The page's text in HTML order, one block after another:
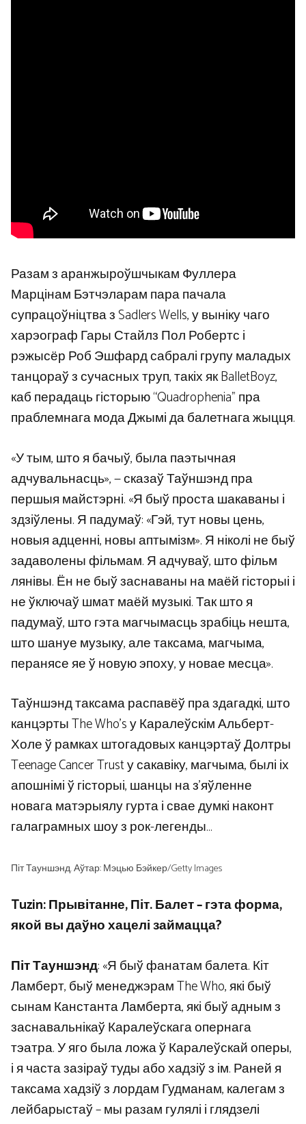
Разам з аранжыроўшчыкам Фуллера
Марцінам Бэтчэларам пара пачала
супрацоўніцтва з Sadlers Wells, у выніку чаго
харэограф Гары Стайлз Пол Робертс і
рэжысёр Роб Эшфард сабралі групу маладых
танцораў з сучасных труп, такіх як BalletBoyz,
каб перадаць гісторыю “Quadrophenia” пра
праблемнага мода Джымі да балетнага жыцця.
«У тым, што я бачыў, была паэтычная
адчувальнасць», — сказаў Таўншэнд пра
першыя майстэрні. «Я быў проста шакаваны і
здзіўлены. Я падумаў: «Гэй, тут новы цень,
новыя адценні, новы аптымізм». Я ніколі не быў
задаволены фільмам. Я адчуваў, што фільм
лянівы. Ён не быў заснаваны на маёй гісторыі і
не ўключаў шмат маёй музыкі. Так што я
падумаў, што гэта магчымасць зрабіць нешта,
што шануе музыку, але таксама, магчыма,
перанясе яе ў новую эпоху, у новае месца».
Таўншэнд таксама распавёў пра здагадкі, што
канцэрты The Who’s у Каралеўскім Альберт-
Холе ў рамках штогадовых канцэртаў Долтры
Teenage Cancer Trust у сакавіку, магчыма, былі іх
апошнімі ў гісторыі, шанцы на з’яўленне
новага матэрыялу гурта і свае думкі наконт
галаграмных шоу з рок-легенды…
Піт Тауншэнд. Аўтар: Мэцью Бэйкер/Getty Images
Tuzin: Прывітанне, Піт. Балет – гэта форма,
якой вы даўно хацелі займацца?
Піт Тауншэнд: «Я быў фанатам балета. Кіт
Ламберт, быў менеджэрам The Who, які быў
сынам Канстанта Ламберта, які быў адным з
заснавальнікаў Каралеўскага опернага
тэатра. У яго была ложа ў Каралеўскай оперы,
і я часта зазіраў туды або хадзіў з ім. Раней я
таксама хадзіў з лордам Гудманам, калегам з
лейбарыстаў – мы разам гулялі і глядзелі